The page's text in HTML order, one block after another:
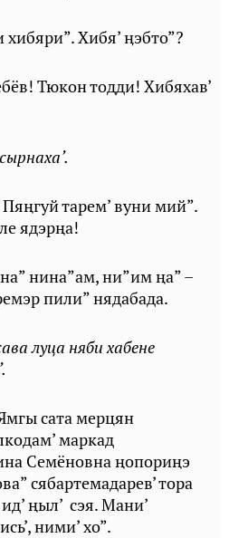
Хибя’ ӊэбто”?
Тюкон тодди! Хибяхав’
тарем’ вуни мий”.
ядэрңа!
нина”ам, ни”им ңа” –
пили” нядабада.
луца няби хабене
сата мерцян
маркад
Семёновна ңопориңэ
сябартемадарев’ тора
ңыл’ сэя. Мани’
ними’ хо”.